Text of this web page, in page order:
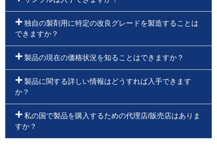
独自の製剤用に特定の改良グレードを製造することは
できますか？
製品の現在の価格状況を知ることはできますか？
製品に関する詳しい情報はどうすれば入手できます
か？
私の国で製品を購入するための代理店/販売店はありま
すか？